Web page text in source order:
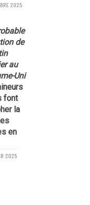
2025
de
au
Uni
font
la
en
2025